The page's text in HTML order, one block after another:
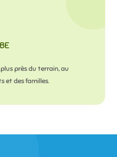
près du terrain, au
et des familles.